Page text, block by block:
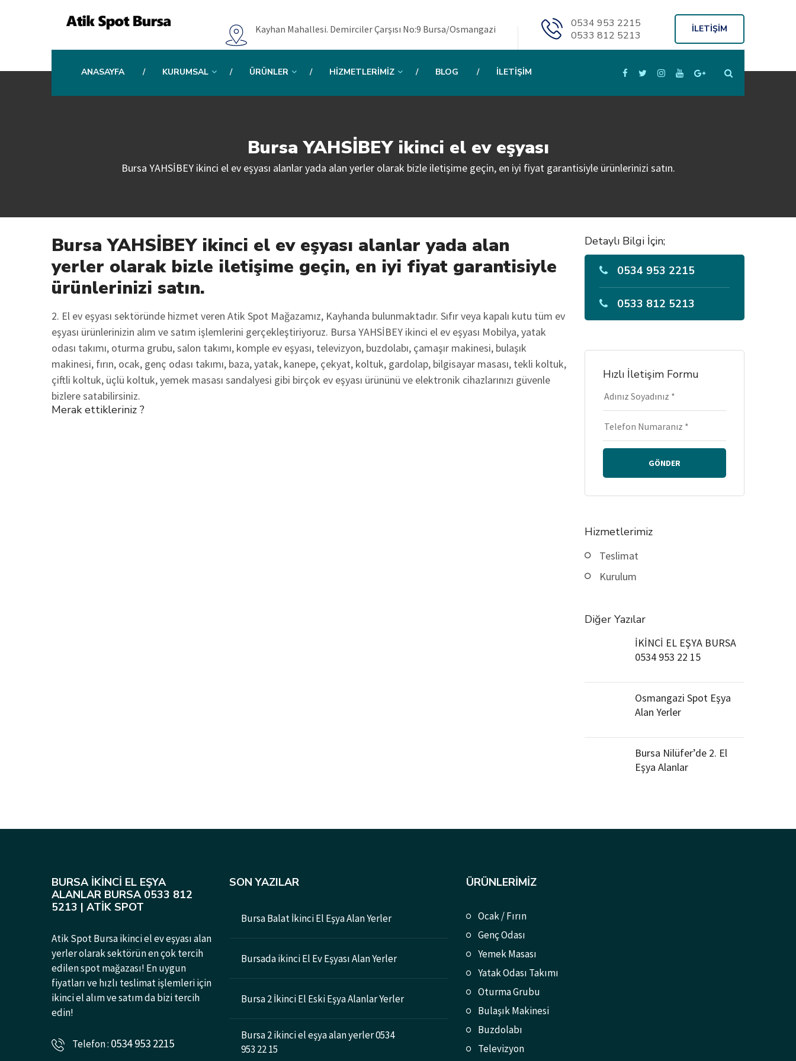
Kayhan Mahallesi. Demirciler Çarşısı No:9 Bursa/Osmangazi
0534 953 2215
0533 812 5213
İLETİŞİM
ANASAYFA KURUMSAL ÜRÜNLER HIZMETLERIMIZ BLOG İLETIŞIM
Bursa YAHSİBEY ikinci el ev eşyası
Bursa YAHSİBEY ikinci el ev eşyası alanlar yada alan yerler olarak bizle iletişime geçin, en iyi fiyat garantisiyle ürünlerinizi satın.
Bursa YAHSİBEY ikinci el ev eşyası alanlar yada alan
yerler olarak bizle iletişime geçin, en iyi fiyat garantisiyle
ürünlerinizi satın.
2. El ev eşyası sektöründe hizmet veren Atik Spot Mağazamız, Kayhanda bulunmaktadır. Sıfır veya kapalı kutu tüm ev
eşyası ürünlerinizin alım ve satım işlemlerini gerçekleştiriyoruz. Bursa YAHSİBEY ikinci el ev eşyası Mobilya, yatak
odası takımı, oturma grubu, salon takımı, komple ev eşyası, televizyon, buzdolabı, çamaşır makinesi, bulaşık
makinesi, fırın, ocak, genç odası takımı, baza, yatak, kanepe, çekyat, koltuk, gardolap, bilgisayar masası, tekli koltuk,
çiftli koltuk, üçlü koltuk, yemek masası sandalyesi gibi birçok ev eşyası ürününü ve elektronik cihazlarınızı güvenle
bizlere satabilirsiniz.
Merak ettikleriniz ?
Detaylı Bilgi İçin;
0534 953 2215
0533 812 5213
Hızlı İletişim Formu
GÖNDER
Hizmetlerimiz
Teslimat
Kurulum
Diğer Yazılar
İKİNCİ EL EŞYA BURSA
0534 953 22 15
Osmangazi Spot Eşya
Alan Yerler
Bursa Nilüfer’de 2. El
Eşya Alanlar
BURSA İKINCI EL EŞYA
ALANLAR BURSA 0533 812
5213 | ATIK SPOT
Atik Spot Bursa ikinci el ev eşyası alan
yerler olarak sektörün en çok tercih
edilen spot mağazası! En uygun
fiyatları ve hızlı teslimat işlemleri için
ikinci el alım ve satım da bizi tercih
edin!
Telefon : 0534 953 2215
SON YAZILAR
Bursa Balat İkinci El Eşya Alan Yerler
Bursada ikinci El Ev Eşyası Alan Yerler
Bursa 2 İkinci El Eski Eşya Alanlar Yerler
Bursa 2 ikinci el eşya alan yerler 0534
953 22 15
ÜRÜNLERIMIZ
Ocak / Fırın
Genç Odası
Yemek Masası
Yatak Odası Takımı
Oturma Grubu
Bulaşık Makinesi
Buzdolabı
Televizyon